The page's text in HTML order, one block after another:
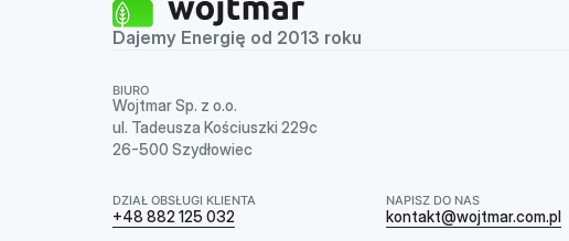
Dajemy Energię od 2013 roku
BIURO
Wojtmar Sp. z o.o.
ul. Tadeusza Kościuszki 229c
26-500 Szydłowiec
DZIAŁ OBSŁUGI KLIENTA
+48 882 125 032
NAPISZ DO NAS
kontakt@wojtmar.com.pl